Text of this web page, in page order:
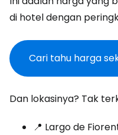
di hotel dengan
Cari tahu harga
Dan lokasinya? Tak
📍 Largo de